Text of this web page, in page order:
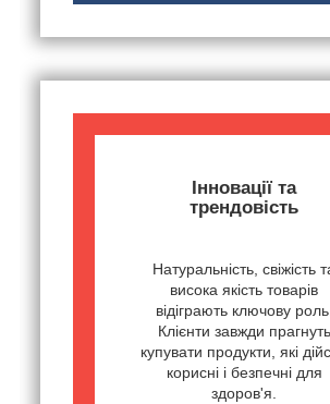
Інновації та
трендовість
Натуральність, свіжість
висока якість товарів
відіграють ключову
Клієнти завжди прагнуть
купувати продукти, які
корисні і безпечні для
здоров'я.